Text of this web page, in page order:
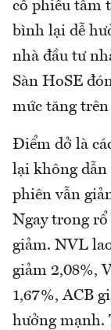
cổ phiếu tầm
bình lại dễ
nhà đầu tư
Sàn HoSE
mức tăng trên
Điểm dở là
lại không dẫn
phiên vẫn
Ngay trong rổ
giảm. NVL
giảm 2,08%,
1,67%, ACB
hưởng mạnh.